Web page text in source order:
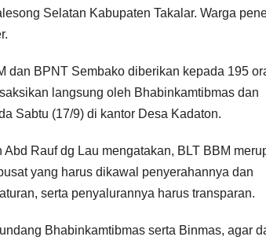
Selatan Kabupaten Takalar. Warga
dan BPNT Sembako diberikan kepada 195
langsung oleh Bhabinkamtibmas dan
Sabtu (17/9) di kantor Desa Kadaton.
Abd Rauf dg Lau mengatakan, BLT BBM
yang harus dikawal penyerahannya dan
serta penyalurannya harus transparan.
Bhabinkamtibmas serta Binmas, agar